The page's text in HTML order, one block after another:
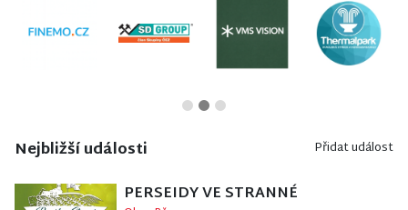
Nejbližší události Přidat událost
PERSEIDY VE STRANNÉ